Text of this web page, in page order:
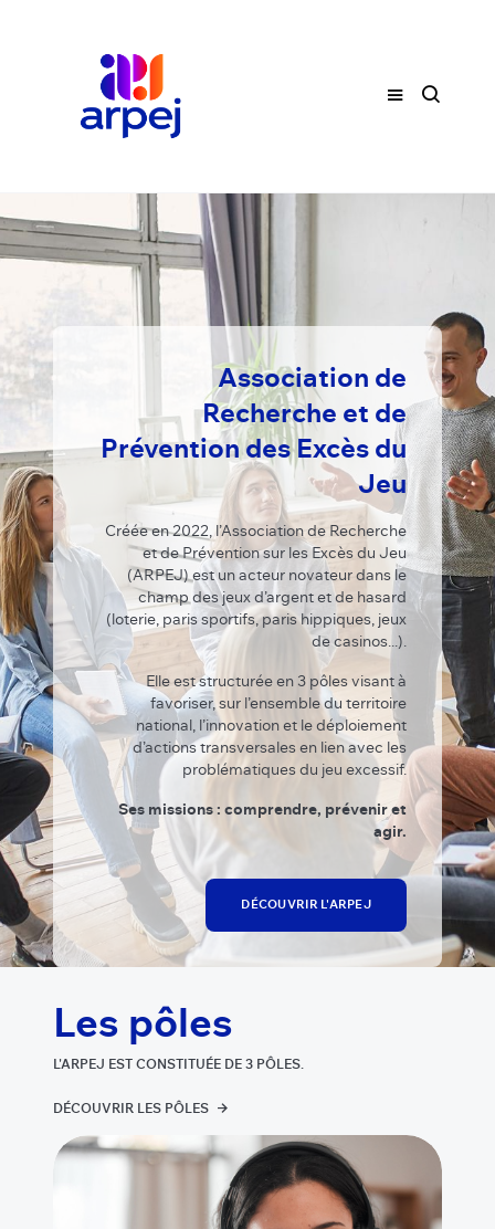
Association de
Recherche et de
Prévention des Excès du
Jeu
Créée en 2022, l’Association de Recherche
et de Prévention sur les Excès du Jeu
(ARPEJ) est un acteur novateur dans le
champ des jeux d’argent et de hasard
(loterie, paris sportifs, paris hippiques, jeux
de casinos...).
Elle est structurée en 3 pôles visant à
favoriser, sur l’ensemble du territoire
national, l’innovation et le déploiement
d’actions transversales en lien avec les
problématiques du jeu excessif.
Ses missions : comprendre, prévenir et
agir.
DÉCOUVRIR L'ARPEJ
Les pôles
L'ARPEJ EST CONSTITUÉE DE 3 PÔLES.
DÉCOUVRIR LES PÔLES